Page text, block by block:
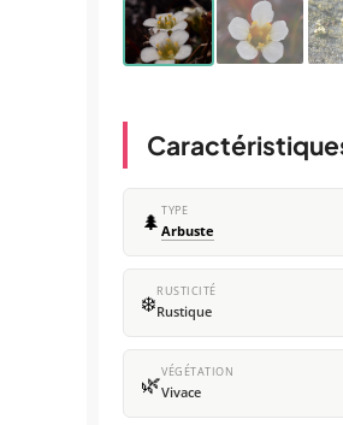
🌲 TYPE
Arbuste
❄️RUSTICITÉ
Rustique
🌿VÉGÉTATION
Vivace